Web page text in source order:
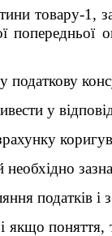
товару-1,
податкову
у
податків
поняття,